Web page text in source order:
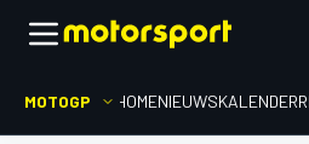
MOTOGP HOMENIEUWSKALENDER